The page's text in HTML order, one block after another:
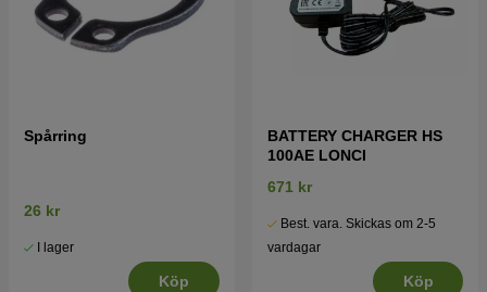
Spårring
26 kr
I lager
Köp
BATTERY CHARGER HS
100AE LONCI
671 kr
Best. vara. Skickas om 2-5
vardagar
Köp